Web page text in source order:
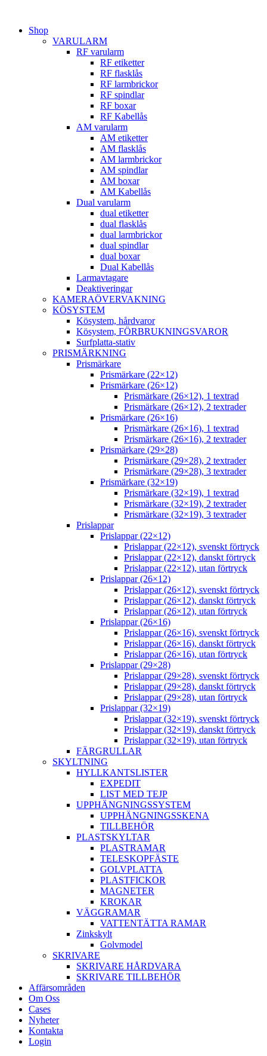
innehållShop
VARULARM
RF varularm
RF etiketter
RF flasklås
RF larmbrickor
RF spindlar
RF boxar
RF Kabellås
AM varularm
AM etiketter
AM flasklås
AM larmbrickor
AM spindlar
AM boxar
AM Kabellås
Dual varularm
dual etiketter
dual flasklås
dual larmbrickor
dual spindlar
dual boxar
Dual Kabellås
Larmavtagare
Deaktiveringar
KAMERAÖVERVAKNING
KÖSYSTEM
Kösystem, hårdvaror
Kösystem, FÖRBRUKNINGSVAROR
Surfplatta-stativ
PRISMÄRKNING
Prismärkare
Prismärkare (22×12)
Prismärkare (26×12)
Prismärkare (26×12), 1 textrad
Prismärkare (26×12), 2 textrader
Prismärkare (26×16)
Prismärkare (26×16), 1 textrad
Prismärkare (26×16), 2 textrader
Prismärkare (29×28)
Prismärkare (29×28), 2 textrader
Prismärkare (29×28), 3 textrader
Prismärkare (32×19)
Prismärkare (32×19), 1 textrad
Prismärkare (32×19), 2 textrader
Prismärkare (32×19), 3 textrader
Prislappar
Prislappar (22×12)
Prislappar (22×12), svenskt förtryck
Prislappar (22×12), danskt förtryck
Prislappar (22×12), utan förtryck
Prislappar (26×12)
Prislappar (26×12), svenskt förtryck
Prislappar (26×12), danskt förtryck
Prislappar (26×12), utan förtryck
Prislappar (26×16)
Prislappar (26×16), svenskt förtryck
Prislappar (26×16), danskt förtryck
Prislappar (26×16), utan förtryck
Prislappar (29×28)
Prislappar (29×28), svenskt förtryck
Prislappar (29×28), danskt förtryck
Prislappar (29×28), utan förtryck
Prislappar (32×19)
Prislappar (32×19), svenskt förtryck
Prislappar (32×19), danskt förtryck
Prislappar (32×19), utan förtryck
FÄRGRULLAR
SKYLTNING
HYLLKANTSLISTER
EXPEDIT
LIST MED TEJP
UPPHÄNGNINGSSYSTEM
UPPHÄNGNINGSSKENA
TILLBEHÖR
PLASTSKYLTAR
PLASTRAMAR
TELESKOPFÄSTE
GOLVPLATTA
PLASTFICKOR
MAGNETER
KROKAR
VÄGGRAMAR
VATTENTÄTTA RAMAR
Zinkskylt
Golvmodel
SKRIVARE
SKRIVARE HÅRDVARA
SKRIVARE TILLBEHÖR
Affärsområden
Om Oss
Cases
Nyheter
Kontakta
Login